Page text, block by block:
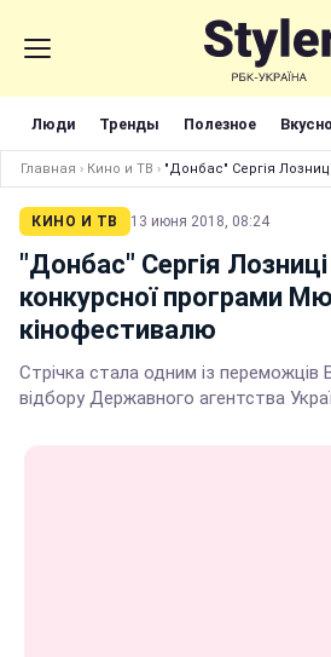
Люди Тренды Полезное Вкусно
Главная › Кино и ТВ › "Донбас" Сергія
КИНО И ТВ 13 июня 2018, 08:24
"Донбас" Сергія
конкурсної програми
кінофестивалю
Стрічка стала одним із переможців
відбору Державного агентства